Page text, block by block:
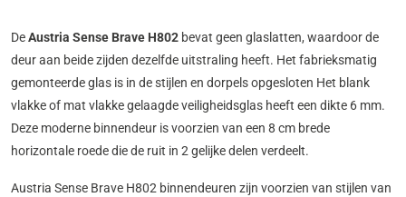
DeAustria Sense Brave H802 bevat geen glas­latten, waardoor de
deur aan beide zijden dezelfde uit­stra­ling heeft. Het fabrieksmatig
gemonteerde glas is in de stijlen en dorpels opgesloten Het blank
vlakke of mat vlakke gelaagde veiligheidsglas heeft een dikte 6 mm.
Deze moderne binnendeur is voorzien van een 8 cm brede
horizontale roede die de ruit in 2 gelijke delen verdeelt.
Austria Sense Brave H802 binnendeuren zijn voorzien van stijlen van